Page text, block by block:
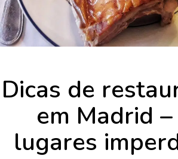
Dicas de
em Madrid
lugares